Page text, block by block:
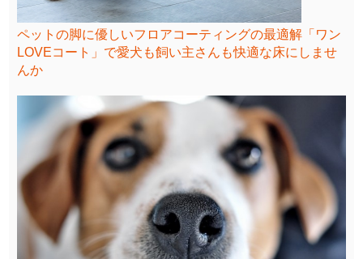
ペットの脚に優しいフロアコーティングの最適解「ワン
LOVEコート」で愛犬も飼い主さんも快適な床にしませ
んか